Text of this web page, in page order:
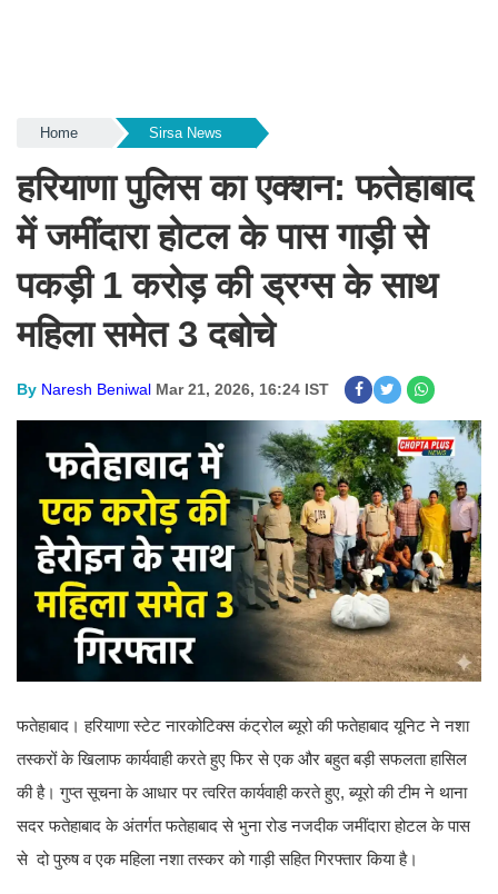
Home Sirsa News
हरियाणा पुलिस का एक्शन: फतेहाबाद
में जमींदारा होटल के पास गाड़ी से
पकड़ी 1 करोड़ की ड्रग्स के साथ
महिला समेत 3 दबोचे
By Naresh Beniwal Mar 21, 2026, 16:24 IST
फतेहाबाद। हरियाणा स्टेट नारकोटिक्स कंट्रोल ब्यूरो की फतेहाबाद यूनिट ने नशा
तस्करों के खिलाफ कार्यवाही करते हुए फिर से एक और बहुत बड़ी सफलता हासिल
की है। गुप्त सूचना के आधार पर त्वरित कार्यवाही करते हुए, ब्यूरो की टीम ने थाना
सदर फतेहाबाद के अंतर्गत फतेहाबाद से भुना रोड नजदीक जमींदारा होटल के पास
से दो पुरुष व एक महिला नशा तस्कर को गाड़ी सहित गिरफ्तार किया है।